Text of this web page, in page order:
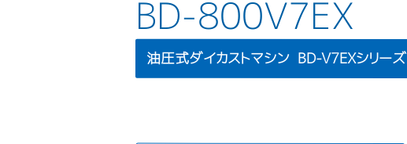
BD-800V7EX
油圧式ダイカストマシン BD-V7EXシリーズ